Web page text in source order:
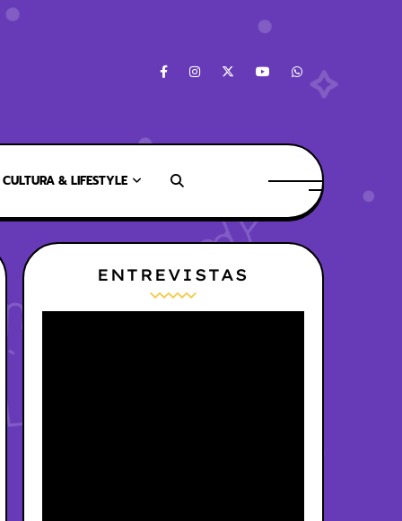
CULTURA & LIFESTYLE
ENTREVISTAS